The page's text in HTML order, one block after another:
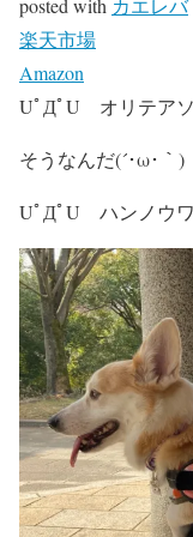
posted with カエレバ
楽天市場
Amazon
UﾟДﾟU オリテアソ
そうなんだ(´･ω･｀)
UﾟДﾟU ハンノウワ